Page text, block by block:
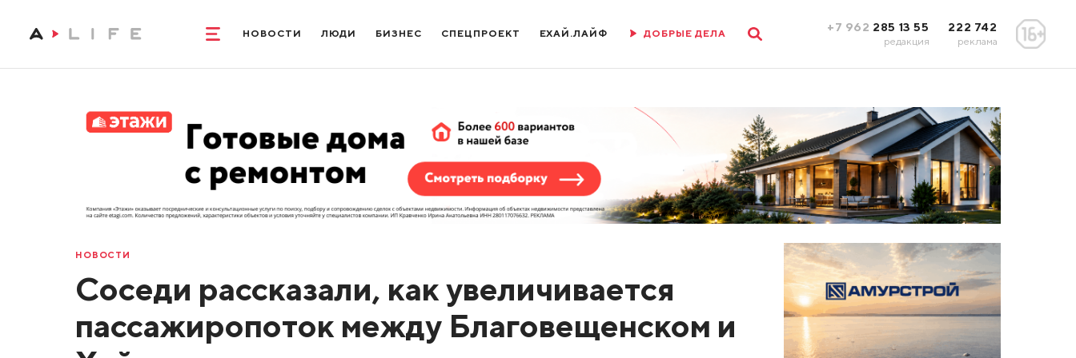
НОВОСТИ ЛЮДИ БИЗНЕС СПЕЦПРОЕКТ ЕХАЙ.ЛАЙФ ДОБРЫЕ ДЕЛА +7 962 285 13 55
редакция
222 742
реклама
НОВОСТИ
Соседи рассказали, как увеличивается
пассажиропоток между Благовещенском и